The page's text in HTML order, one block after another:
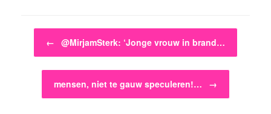
Bericht navigatie
← @MirjamSterk: ‘Jonge vrouw in brand…
mensen, niet te gauw speculeren!… →